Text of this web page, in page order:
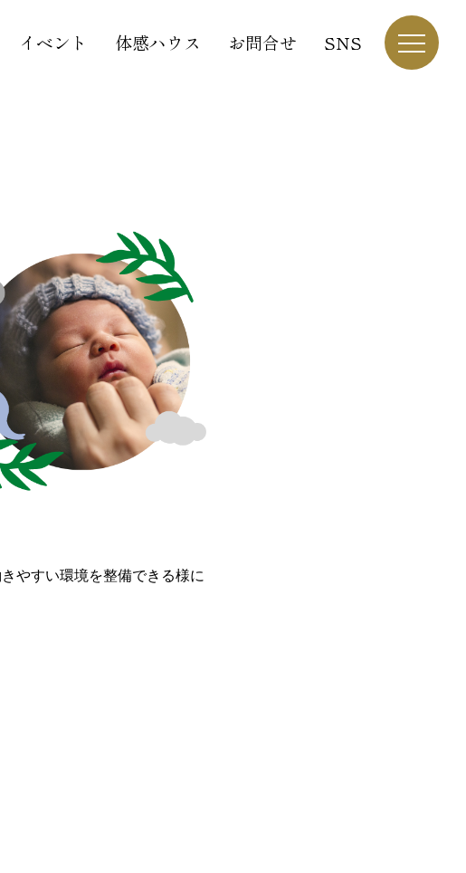
イベント 体感ハウス お問合せ SNS
やすい環境を整備できる様に